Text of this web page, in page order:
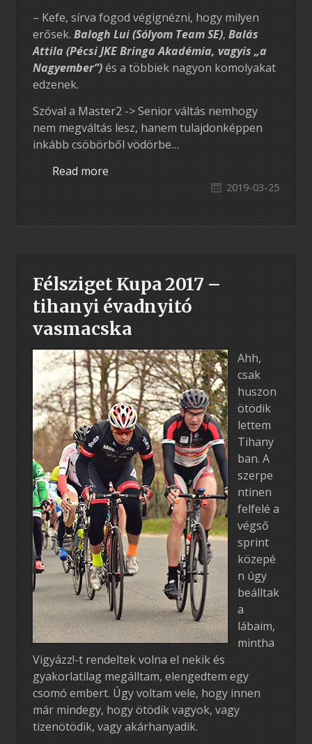
– Kefe, sírva fogod végignézni, hogy milyen
erősek. Balogh Lui (Sólyom Team SE), Balás
Attila (Pécsi JKE Bringa Akadémia, vagyis „a
Nagyember”)és a többiek nagyon komolyakat
edzenek.
Szóval a Master2 -> Senior váltás nemhogy
nem megváltás lesz, hanem tulajdonképpen
inkább csöbörből vödörbe…
Read more
2019-03-25
Félsziget Kupa 2017 –
tihanyi évadnyitó
vasmacska
Ahh,
csak
huszon
ötödik
lettem
Tihany
ban. A
szerpe
ntinen
felfelé a
végső
sprint
közepé
n úgy
beálltak
a
lábaim,
mintha
Vigyázz!-t rendeltek volna el nekik és
gyakorlatilag megálltam, elengedtem egy
csomó embert. Úgy voltam vele, hogy innen
már mindegy, hogy ötödik vagyok, vagy
tizenötödik, vagy akárhanyadik.